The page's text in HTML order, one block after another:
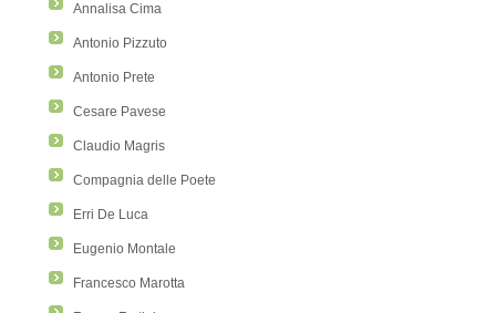
Annalisa Cima
Antonio Pizzuto
Antonio Prete
Cesare Pavese
Claudio Magris
Compagnia delle Poete
Erri De Luca
Eugenio Montale
Francesco Marotta